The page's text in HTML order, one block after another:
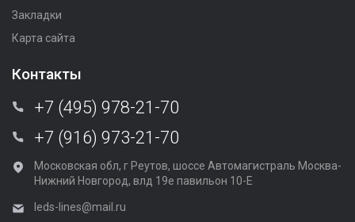
Закладки
Карта сайта
Контакты
+7 (495) 978-21-70
+7 (916) 973-21-70
Московская обл, г Реутов, шоссе Автомагистраль Москва-
Нижний Новгород, влд 19е павильон 10-Е
leds-lines@mail.ru